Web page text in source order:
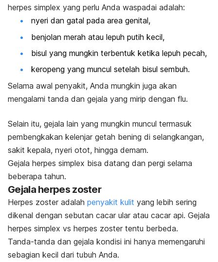
herpes simplex yang perlu Anda waspadai adalah:
nyeri dan gatal pada area genital,
benjolan merah atau lepuh putih kecil,
bisul yang mungkin terbentuk ketika lepuh pecah,
keropeng yang muncul setelah bisul sembuh.
Selama awal penyakit, Anda mungkin juga akan
mengalami tanda dan gejala yang mirip dengan flu.
Selain itu, gejala lain yang mungkin muncul termasuk
pembengkakan kelenjar getah bening di selangkangan,
sakit kepala, nyeri otot, hingga demam.
Gejala herpes simplex bisa datang dan pergi selama
beberapa tahun.
Gejala herpes zoster
Herpes zoster adalah penyakit kulit yang lebih sering
dikenal dengan sebutan cacar ular atau cacar api. Gejala
herpes simplex vs herpes zoster tentu berbeda.
Tanda-tanda dan gejala kondisi ini hanya memengaruhi
sebagian kecil dari tubuh Anda.